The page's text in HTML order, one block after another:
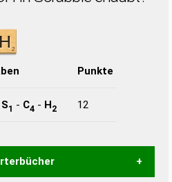
Punkte
S1 - C4 - H2 12